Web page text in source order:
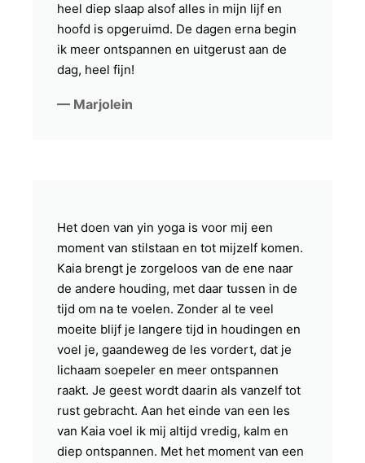
heel diep slaap alsof alles in mijn lijf en
hoofd is opgeruimd. De dagen erna begin
ik meer ontspannen en uitgerust aan de
dag, heel fijn!
— Marjolein
Het doen van yin yoga is voor mij een
moment van stilstaan en tot mijzelf komen.
Kaia brengt je zorgeloos van de ene naar
de andere houding, met daar tussen in de
tijd om na te voelen. Zonder al te veel
moeite blijf je langere tijd in houdingen en
voel je, gaandeweg de les vordert, dat je
lichaam soepeler en meer ontspannen
raakt. Je geest wordt daarin als vanzelf tot
rust gebracht. Aan het einde van een les
van Kaia voel ik mij altijd vredig, kalm en
diep ontspannen. Met het moment van een